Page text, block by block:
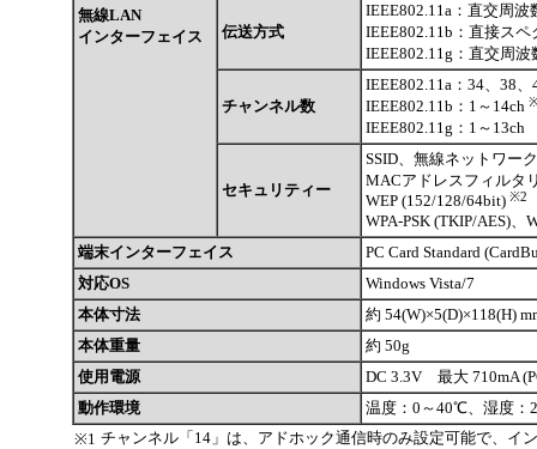
無線LAN
インターフェイス
伝送方式
IEEE802.11a：直交周
IEEE802.11b：直接スペ
IEEE802.11g：直交周
チャンネル数
IEEE802.11a：34、38、
IEEE802.11b：1～14ch
IEEE802.11g：1～13ch
セキュリティー
SSID、無線ネットワー
MACアドレスフィルタ
WEP (152/128/64bit) ※2
WPA-PSK (TKIP/AES)、
端末インターフェイス
PC Card Standard
対応OS
Windows Vista/7
本体寸法
約 54(W)×5(D)×118(H)
本体重量
約 50g
使用電源
DC 3.3V 最大 710mA
動作環境
温度：0～40℃、湿度：
※1 チャンネル「14」は、アドホック通信時のみ設定可能で、イ